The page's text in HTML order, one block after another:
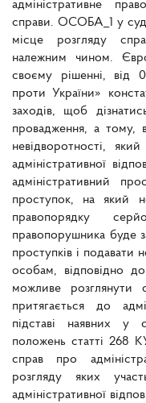
адміністративне
справи. ОСОБА_1 у
місце розгляду
належним чином.
своєму рішенні, від
проти України»
заходів, щоб
провадження, а тому,
невідворотності,
адміністративної
адміністративний
проступок, на який
правопорядку
правопорушника буде
проступків і подавати
особам, відповідно
можливе розглянути
притягається до
підставі наявних у
положень статті 268
справ про
розгляду яких
адміністративної